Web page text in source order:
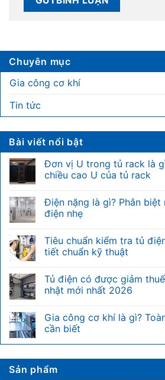
Chuyên mục
Gia công cơ khí
Tin tức
Bài viết nổi bật
Đơn vị U trong tủ rack là
chiều cao U của tủ rack
bình
luận
ở
U
trong
tủ
gì?
Bảng
quy
cao
U
của
Điện nặng là gì? Phân biệt
điện nhẹ
bình
luận
ở
là
gì?
Phân
với
hệ
thống
Tiêu chuẩn kiểm tra tủ
tiết chuẩn kỹ thuật
bình
luận
ở
kiểm
tra
tủ
dẫn
chi
Tủ điện có được giảm
nhật mới nhất 2026
bình
luận
ở
được
giảm
Gia công cơ khí là gì?
cần biết
luận
ở
Sản phẩm